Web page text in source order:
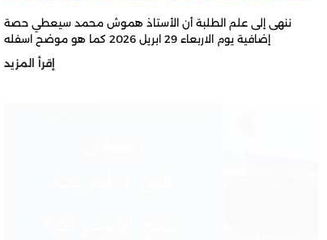
ننهى إلى علم الطلبة أن الأستاذ هموش محمد سيعطي حصة
إضافية يوم الاربعاء 29 ابريل 2026 كما هو موضح اسفله
إقرأ المزيد